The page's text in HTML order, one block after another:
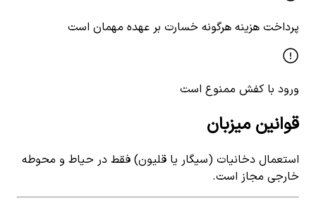
پرداخت هزینه هرگونه خسارت بر عهده مهمان است
ورود با کفش ممنوع است
قوانین میزبان
استعمال دخانیات (سیگار یا قلیون) فقط در حیاط و محوطه
خارجی مجاز است.